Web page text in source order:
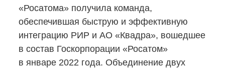
«Росатома» получила команда,
обеспечившая быструю и эффективную
интеграцию РИР и АО «Квадра», вошедшее
в состав Госкорпорации «Росатом»
в январе 2022 года. Объединение двух